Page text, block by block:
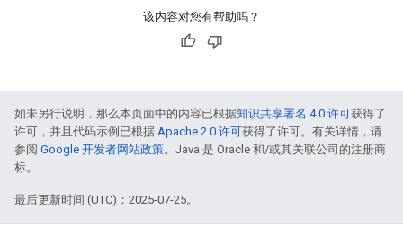
该内容对您有帮助吗？
如未另行说明，那么本页面中的内容已根据知识共享署名 4.0 许可获得了
许可，并且代码示例已根据 Apache 2.0 许可获得了许可。有关详情，请
参阅 Google 开发者网站政策。Java 是 Oracle 和/或其关联公司的注册商
标。
最后更新时间 (UTC)：2025-07-25。